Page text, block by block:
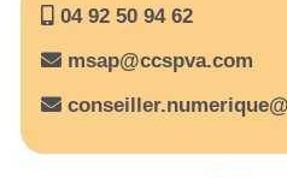
04 92 50 94 62
msap@ccspva.com